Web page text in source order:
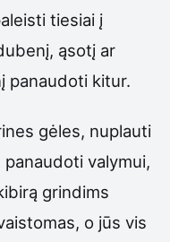
tiesiai į
ąsotį ar
panaudoti kitur.
gėles, nuplauti
valymui,
grindims
o jūs vis